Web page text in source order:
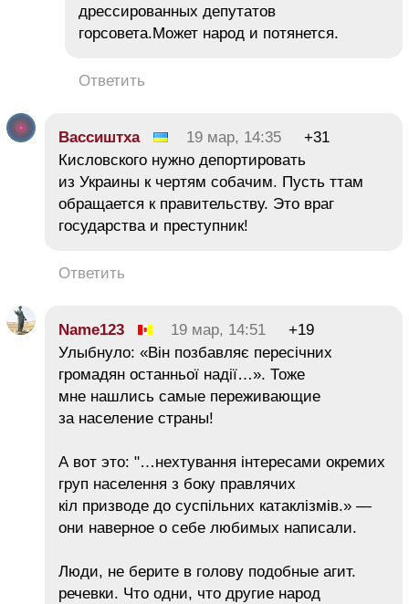
дрессированных депутатов
горсовета.Может народ и потянется.
Ответить
Вассиштха 19 мар, 14:35
+31
Кисловского нужно депортировать
из Украины к чертям собачим. Пусть ттам
обращается к правительству. Это враг
государства и преступник!
Ответить
Name123 19 мар, 14:51
+19
Улыбнуло: «Він позбавляє пересічних
громадян останньої надії…». Тоже
мне нашлись самые переживающие
за население страны!
А вот это: "…нехтування інтересами окремих
груп населення з боку правлячих
кіл призводе до суспільних катаклізмів.» —
они наверное о себе любимых написали.
Люди, не берите в голову подобные агит.
речевки. Что одни, что другие народ